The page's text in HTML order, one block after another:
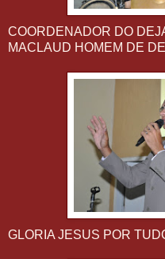
COORDENADOR DO
MACLAUD HOMEM DE
GLORIA JESUS POR